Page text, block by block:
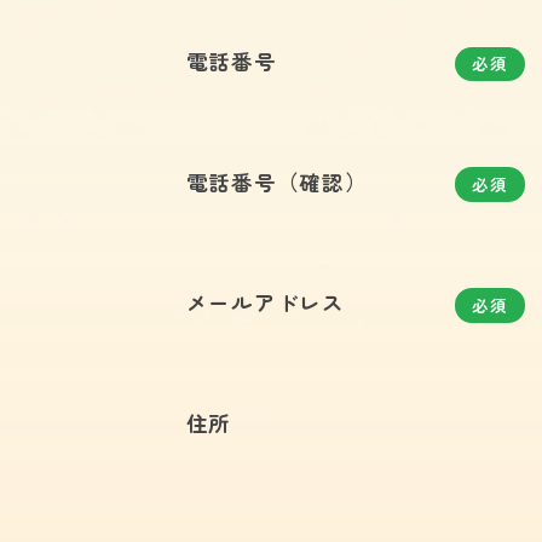
電話番号 必須
電話番号（確認） 必須
メールアドレス 必須
住所